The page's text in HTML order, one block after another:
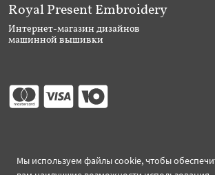
Мы используем файлы cookie, чтобы
Royal Present Embroidery
Интернет-магазин дизайнов
машинной вышивки